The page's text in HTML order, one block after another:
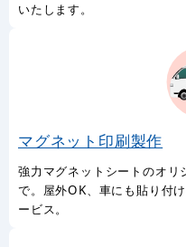
いたします。
マグネット印刷製作
強力マグネットシートのオ
で。屋外OK、車にも貼り付
ービス。